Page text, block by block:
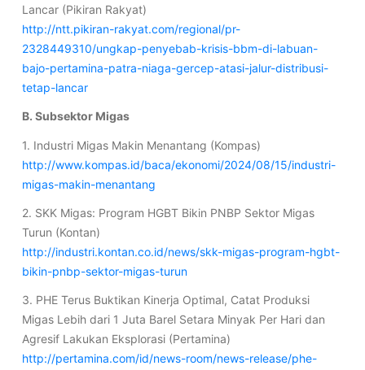
Lancar (Pikiran Rakyat)
http://ntt.pikiran-rakyat.com/regional/pr-
2328449310/ungkap-penyebab-krisis-bbm-di-labuan-
bajo-pertamina-patra-niaga-gercep-atasi-jalur-distribusi-
tetap-lancar
B. Subsektor Migas
1. Industri Migas Makin Menantang (Kompas)
http://www.kompas.id/baca/ekonomi/2024/08/15/industri-
migas-makin-menantang
2. SKK Migas: Program HGBT Bikin PNBP Sektor Migas
Turun (Kontan)
http://industri.kontan.co.id/news/skk-migas-program-hgbt-
bikin-pnbp-sektor-migas-turun
3. PHE Terus Buktikan Kinerja Optimal, Catat Produksi
Migas Lebih dari 1 Juta Barel Setara Minyak Per Hari dan
Agresif Lakukan Eksplorasi (Pertamina)
http://pertamina.com/id/news-room/news-release/phe-